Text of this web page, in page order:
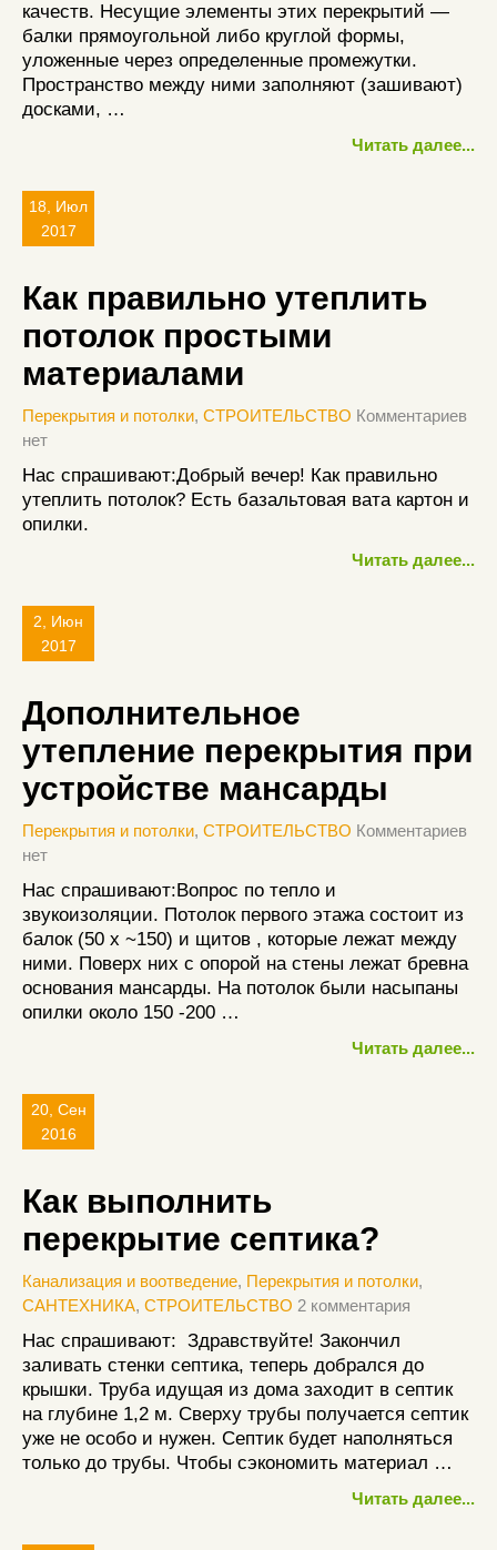
качеств. Несущие элементы этих перекрытий —
балки прямоугольной либо круглой формы,
уложенные через определенные промежутки.
Пространство между ними заполняют (зашивают)
досками, …
Читать далее...
18, Июл
2017
Как правильно утеплить
потолок простыми
материалами
Перекрытия и потолки, СТРОИТЕЛЬСТВО Комментариев
нет
Нас спрашивают:Добрый вечер! Как правильно
утеплить потолок? Есть базальтовая вата картон и
опилки.
Читать далее...
2, Июн
2017
Дополнительное
утепление перекрытия при
устройстве мансарды
Перекрытия и потолки, СТРОИТЕЛЬСТВО Комментариев
нет
Нас спрашивают:Вопрос по тепло и
звукоизоляции. Потолок первого этажа состоит из
балок (50 х ~150) и щитов , которые лежат между
ними. Поверх них с опорой на стены лежат бревна
основания мансарды. На потолок были насыпаны
опилки около 150 -200 …
Читать далее...
20, Сен
2016
Как выполнить
перекрытие септика?
Канализация и воотведение, Перекрытия и потолки,
САНТЕХНИКА, СТРОИТЕЛЬСТВО 2 комментария
Нас спрашивают: Здравствуйте! Закончил
заливать стенки септика, теперь добрался до
крышки. Труба идущая из дома заходит в септик
на глубине 1,2 м. Сверху трубы получается септик
уже не особо и нужен. Септик будет наполняться
только до трубы. Чтобы сэкономить материал …
Читать далее...